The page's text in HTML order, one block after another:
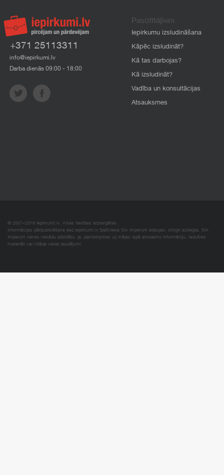
+371 25113311
info@iepirkumi.lv
Darba dienās 09:00 - 18:00
Pasūtītājiem
Iepirkumu izsludināšana
Kāpēc izsludināt?
Kā tas darbojas?
Kā izsludināt?
Vadība un konsultācijas
Atsauksmes
© 2007–2018 Iepirkumi.lv. Visas tiesības aizsargātas.
Informācijas pārpublicēšana bez iepirkumi.lv īpašnieka SIA Imperum atļaujas, stingri aizliegta. SIA
Imperum nenes nekādu atbildību, ja, pamatojoties uz mājas lapā atrodamo informāciju, radušies
materiāli vai citāda veida zaudējumi.